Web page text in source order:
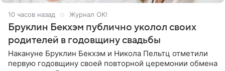
10 часов назад Журнал OK!
Бруклин Бекхэм публично уколол своих
родителей в годовщину свадьбы
Накануне Бруклин Бекхэм и Никола Пельтц отметили
первую годовщину своей повторной церемонии обмена